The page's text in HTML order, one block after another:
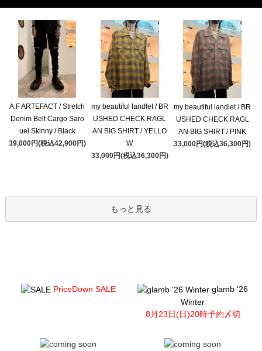
A.F ARTEFACT / Stretch
Denim Belt Cargo Saro
uel Skinny / Black
39,000円(税込42,900円)
my beautiful landlet / BR
USHED CHECK RAGL
AN BIG SHIRT / YELLO
W
33,000円(税込36,300円)
my beautiful landlet / BR
USHED CHECK RAGL
AN BIG SHIRT / PINK
33,000円(税込36,300円)
もっと見る
PriceDown SALE
glamb '26
Winter
8月23日(日)20時予約〆切